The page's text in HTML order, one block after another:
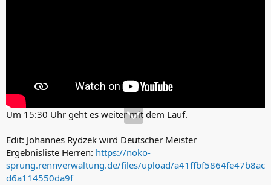
Um 15:30 Uhr geht es weiter mit dem Lauf.
Edit: Johannes Rydzek wird Deutscher Meister
Ergebnisliste Herren: https://noko-
sprung.rennverwaltung.de/files/upload/a41ffbf5864fe47b8ac
d6a114550da9f